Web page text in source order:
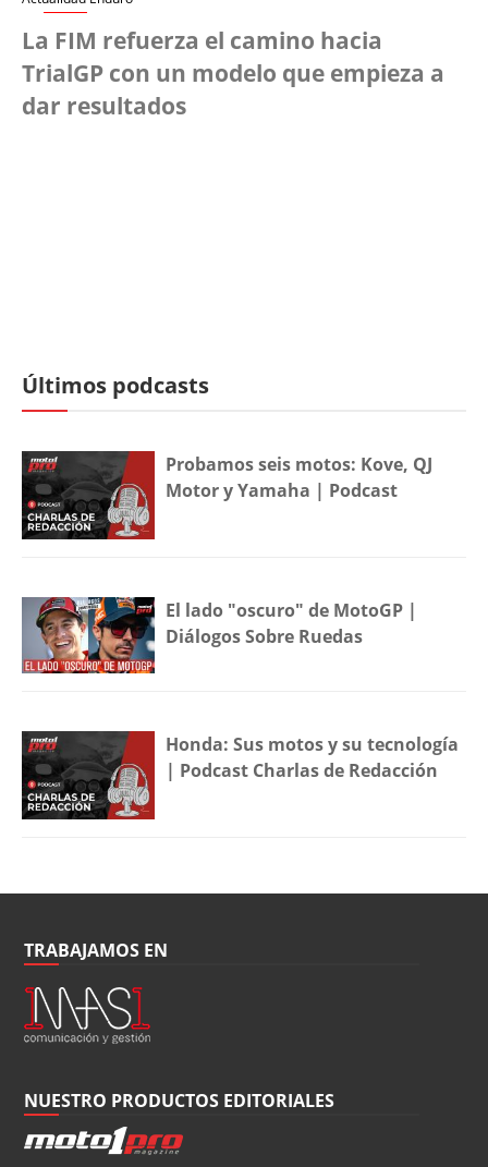
La FIM refuerza el camino hacia
TrialGP con un modelo que empieza a
dar resultados
Últimos podcasts
Probamos seis motos: Kove, QJ
Motor y Yamaha | Podcast
El lado "oscuro" de MotoGP |
Diálogos Sobre Ruedas
Honda: Sus motos y su tecnología
| Podcast Charlas de Redacción
TRABAJAMOS EN
NUESTRO PRODUCTOS EDITORIALES